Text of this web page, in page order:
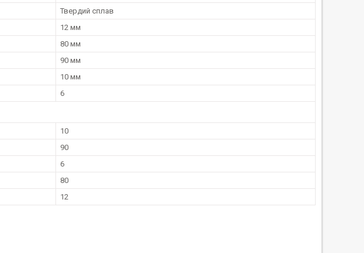
Твердий сплав
12 мм
80 мм
90 мм
10 мм
6
10
90
6
80
12